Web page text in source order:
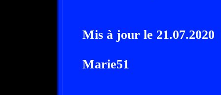
Mis à jour le 21.07.2020
Marie51